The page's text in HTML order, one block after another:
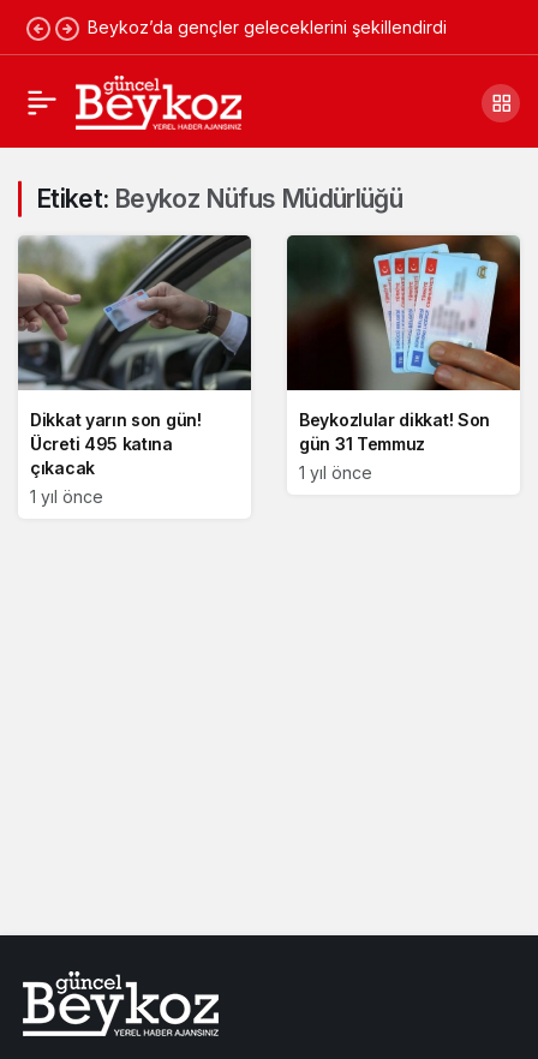
Beykoz’da gençler geleceklerini şekillendirdi
Etiket: Beykoz Nüfus Müdürlüğü
Dikkat yarın son gün!
Ücreti 495 katına
çıkacak
1 yıl önce
Beykozlular dikkat! Son
gün 31 Temmuz
1 yıl önce